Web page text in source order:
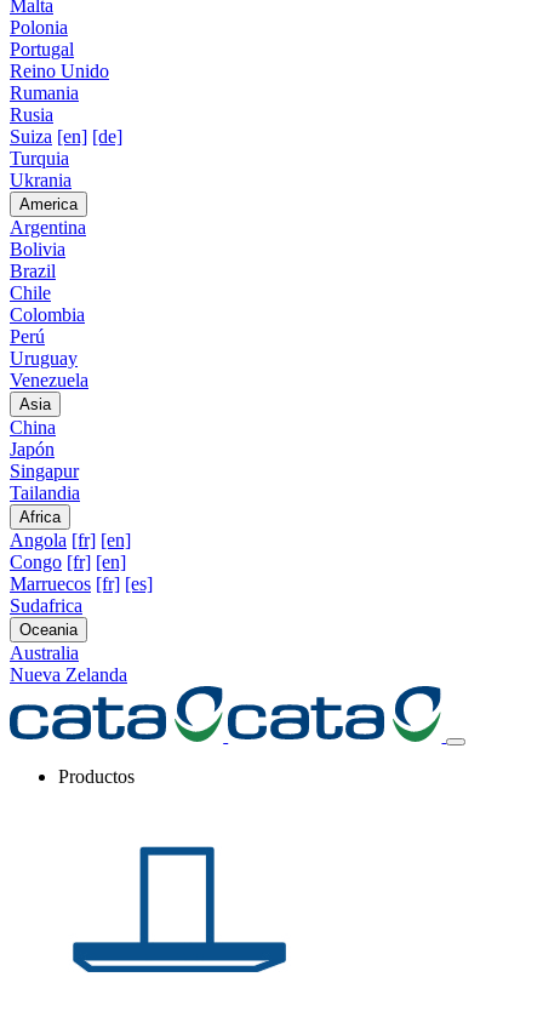
Malta
Polonia
Portugal
Reino Unido
Rumania
Rusia
Suiza [en] [de]
Turquia
Ukrania
America
Argentina
Bolivia
Brazil
Chile
Colombia
Perú
Uruguay
Venezuela
Asia
China
Japón
Singapur
Tailandia
Africa
Angola [fr] [en]
Congo [fr] [en]
Marruecos [fr] [es]
Sudafrica
Oceania
Australia
Nueva Zelanda
Productos